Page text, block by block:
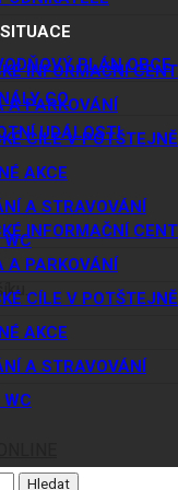
INFORMAČNÍ
A PARKOVÁNÍ
CÍLE V
AKCE
A STRAVOVÁNÍ
WC
PLÁN OBCE
CO
UDÁLOSTI
INFORMAČNÍ
A PARKOVÁNÍ
CÍLE V
AKCE
A STRAVOVÁNÍ
WC